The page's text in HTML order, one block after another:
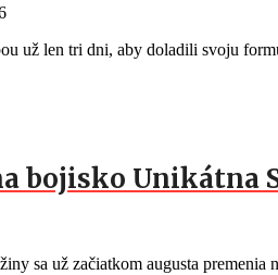
už len tri dni, aby doladili svoju
bojisko Unikátna
sa už začiatkom augusta premenia